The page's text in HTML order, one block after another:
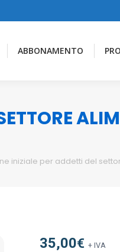
ABBONAMENTO
iniziale per addetti del
35,00€ + IVA